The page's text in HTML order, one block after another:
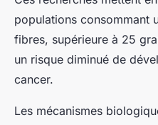
populations consommant
fibres, supérieure à 25
un risque diminué de
cancer.
Les mécanismes